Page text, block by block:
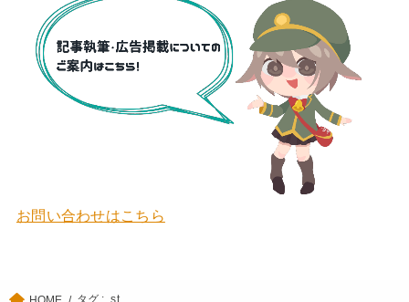
お問い合わせはこちら
タグ : .st